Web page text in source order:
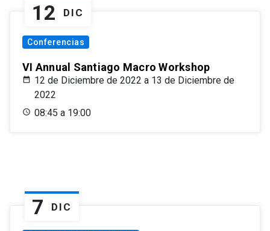
12 DIC
Conferencias
VI Annual Santiago Macro Workshop
12 de Diciembre de 2022 a 13 de Diciembre de
2022
08:45 a 19:00
7 DIC